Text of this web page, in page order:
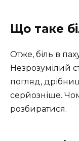
Що таке
Отже, біль в
Незрозумілий
погляд,
серйозніше.
розбиратися.